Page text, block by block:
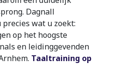
Dagnall
wat u zoekt:
op het hoogste
en leidinggevenden
Taaltraining op